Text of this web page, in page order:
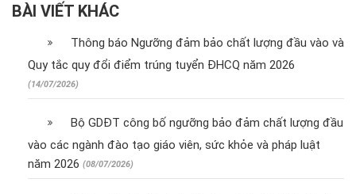
BÀI VIẾT KHÁC
Thông báo Ngưỡng đảm bảo chất lượng đầu vào và
Quy tắc quy đổi điểm trúng tuyển ĐHCQ năm 2026
(14/07/2026)
Bộ GDĐT công bố ngưỡng bảo đảm chất lượng đầu
vào các ngành đào tạo giáo viên, sức khỏe và pháp luật
năm 2026 (08/07/2026)